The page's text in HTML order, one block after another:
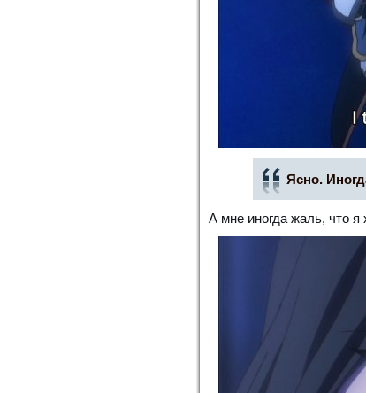
Ясно.
А мне иногда жаль, что я